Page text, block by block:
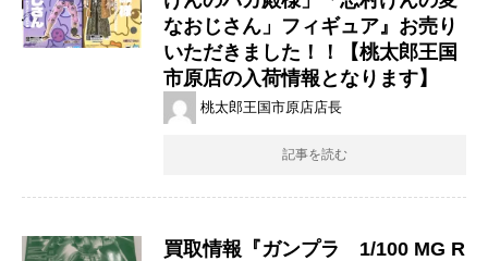
なおじさん」フィギュア』お売り
いただきました！！【桃太郎王国
市原店の入荷情報となります】
桃太郎王国市原店店長
記事を読む
買取情報『ガンプラ 1/100 ​MG ​R